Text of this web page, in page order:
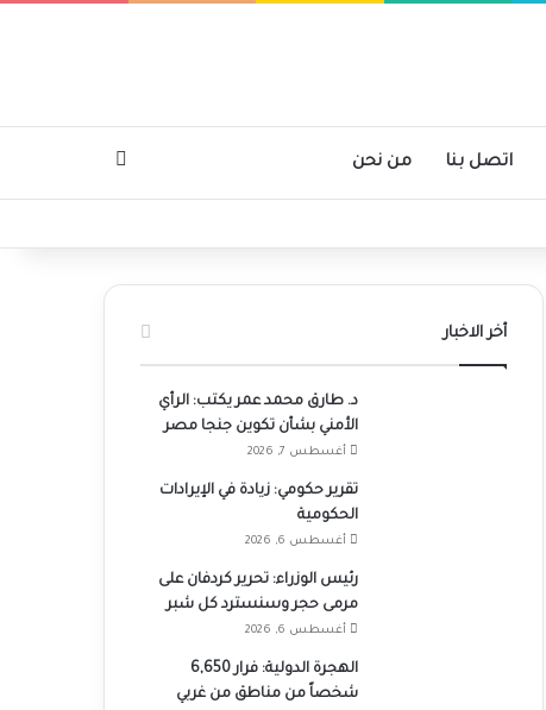
اتصل بنا من نحن
أخر الاخبار
د. طارق محمد عمر يكتب: الرأي
الأمني بشأن تكوين جنجا مصر
أغسطس 7, 2026
تقرير حكومي: زيادة في الإيرادات
الحكومية
أغسطس 6, 2026
رئيس الوزراء: تحرير كردفان على
مرمى حجر وسنسترد كل شبر
أغسطس 6, 2026
الهجرة الدولية: فرار 6,650
شخصاً من مناطق من غربي